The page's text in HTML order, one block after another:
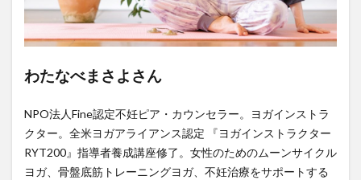
わたなべまさよさん
NPO法人Fine認定不妊ピア・カウンセラー。ヨガインストラ
クター。 全米ヨガアライアンス認定 『ヨガインストラクター
RYT200』指導者養成講座修了。女性のためのムーンサイクル
ヨガ、骨盤底筋トレーニングヨガ、不妊治療をサポートする